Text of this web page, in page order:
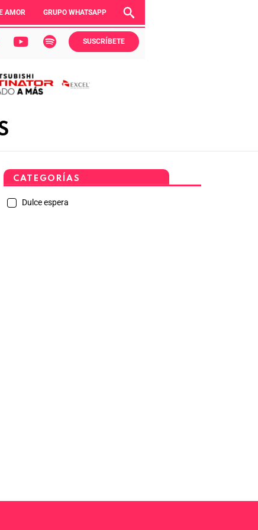
AMOR GRUPO WHATSAPP
SUSCRÍBETE
CATEGORÍAS
Dulce espera